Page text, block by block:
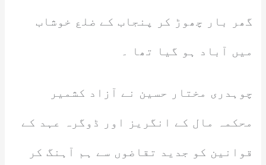
گھر بار چھوڑ کر پنجاب کے ضلع خوشاب
میں آباد ہو گیا تھا ۔
چوہدری مختار حسین نے آزاد کشمیر
محکمہ مال کے انگریز اور ڈوگرہ عہد کے
قوانین کو جدید تقاضوں سے ہم آہنگ کر